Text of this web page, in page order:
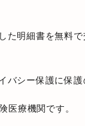
明細書を無料で
シー保護に保護
医療機関です。